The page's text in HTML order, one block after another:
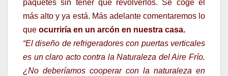
paquetes sin tener que revolverlos. Se coge el
más alto y ya está. Más adelante comentaremos lo
que ocurriría en un arcón en nuestra casa.
“El diseño de refrigeradores con puertas verticales
es un claro acto contra la Naturaleza del Aire Frío.
¿No deberíamos cooperar con la naturaleza en